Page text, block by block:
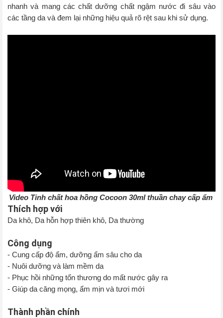
nhanh và mang các chất dưỡng chất ngậm nước đi sâu vào
các tầng da và đem lại những hiệu quả rõ rệt sau khi sử dụng.
Video Tinh chất hoa hồng Cocoon 30ml thuần chay cấp ẩm
Thích hợp với
Da khô, Da hỗn hợp thiên khô, Da thường
Công dụng
- Cung cấp độ ẩm, dưỡng ẩm sâu cho da
- Nuôi dưỡng và làm mềm da
- Phục hồi những tổn thương do mất nước gây ra
- Giúp da căng mọng, ẩm mịn và tươi mới
Thành phần chính